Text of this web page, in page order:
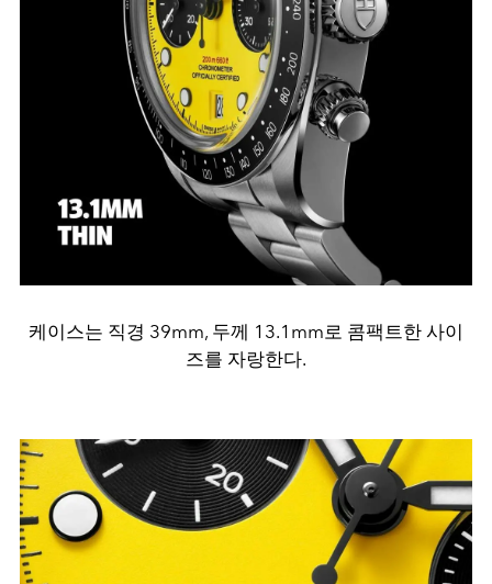
케이스는 직경 39mm, 두께 13.1mm로 콤팩트한 사이
즈를 자랑한다.